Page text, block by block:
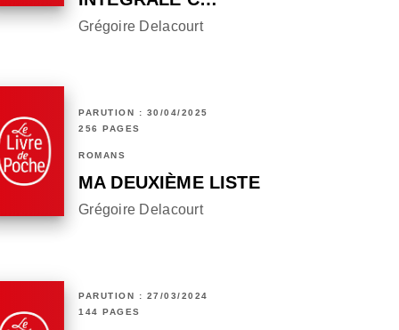
Grégoire Delacourt
PARUTION : 30/04/2025
256 PAGES
ROMANS
MA DEUXIÈME LISTE
Grégoire Delacourt
PARUTION : 27/03/2024
144 PAGES